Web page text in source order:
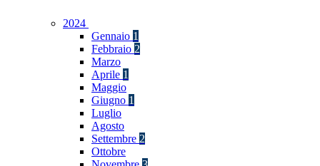
2024
Gennaio 1
Febbraio 2
Marzo
Aprile 1
Maggio
Giugno 1
Luglio
Agosto
Settembre 2
Ottobre